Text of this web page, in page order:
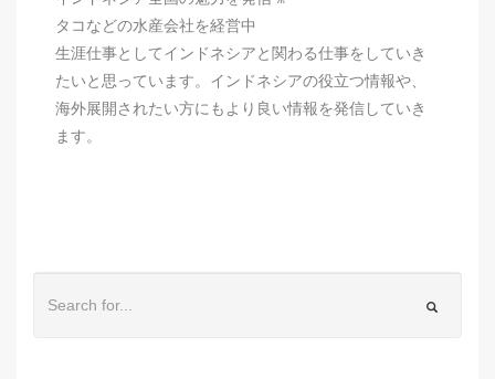
タコなどの水産会社を経営中
生涯仕事としてインドネシアと関わる仕事をしていき
たいと思っています。インドネシアの役立つ情報や、
海外展開されたい方にもより良い情報を発信していき
ます。